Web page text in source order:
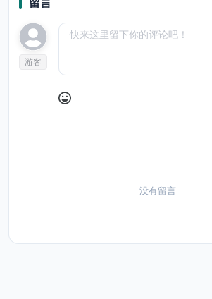
游客
没有留言